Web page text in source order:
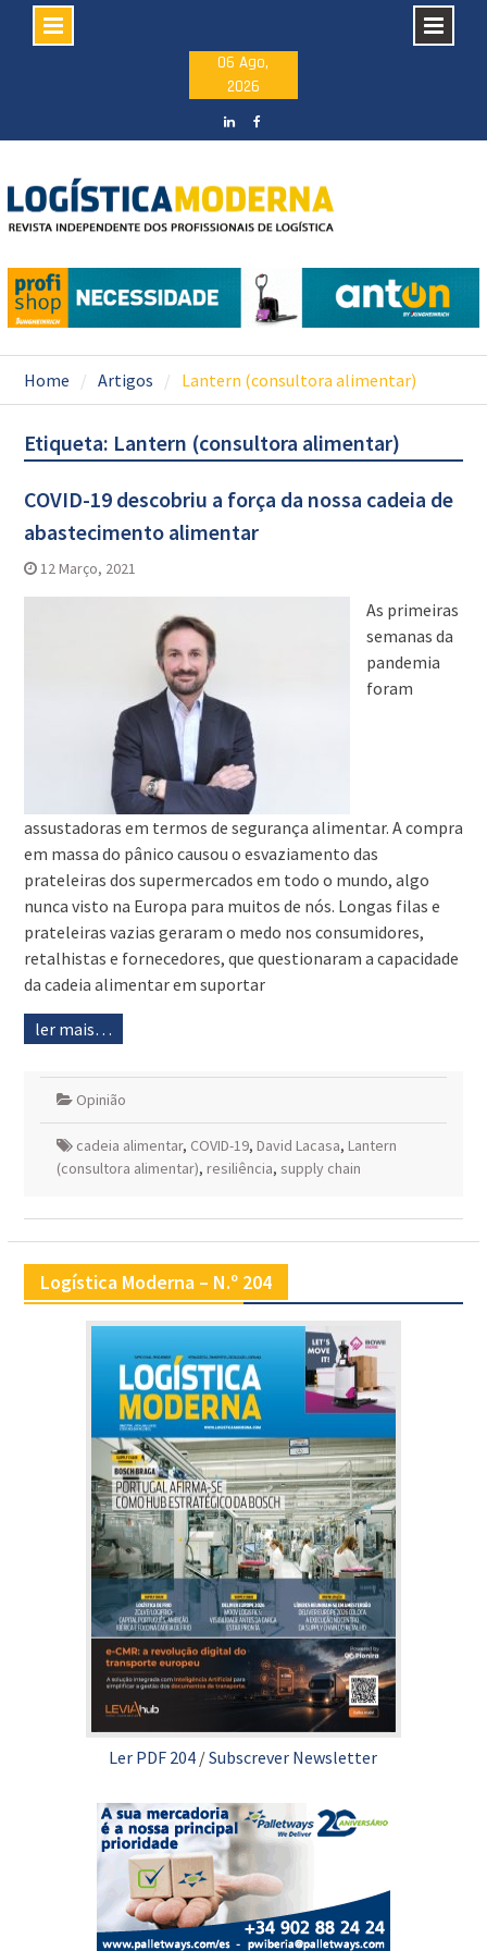
06 Ago,
2026
Home Artigos Lantern (consultora alimentar)
Etiqueta: Lantern (consultora alimentar)
COVID-19 descobriu a força da nossa cadeia de
abastecimento alimentar
12 Março, 2021
As primeiras
semanas da
pandemia
foram
assustadoras em termos de segurança alimentar. A compra
em massa do pânico causou o esvaziamento das
prateleiras dos supermercados em todo o mundo, algo
nunca visto na Europa para muitos de nós. Longas filas e
prateleiras vazias geraram o medo nos consumidores,
retalhistas e fornecedores, que questionaram a capacidade
da cadeia alimentar em suportar
ler mais…
Opinião
cadeia alimentar, COVID-19, David Lacasa, Lantern
(consultora alimentar), resiliência, supply chain
Logística Moderna – N.º 204
Ler PDF 204 /Subscrever Newsletter